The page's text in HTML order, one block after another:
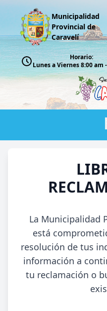
Municipalidad
Provincial de
Caravelí
Horario:
Lunes a Viernes 8:00 am
La Municipalidad
está
resolución de tus
información a
tu reclamación o